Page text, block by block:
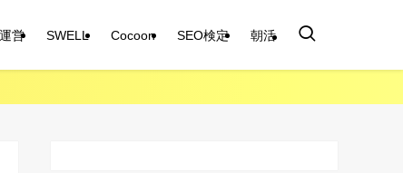
営 SWELL Cocoon SEO検定 朝活